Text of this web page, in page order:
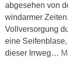
abgesehen von
windarmer
Vollversorgung
eine
dieser Irrweg…